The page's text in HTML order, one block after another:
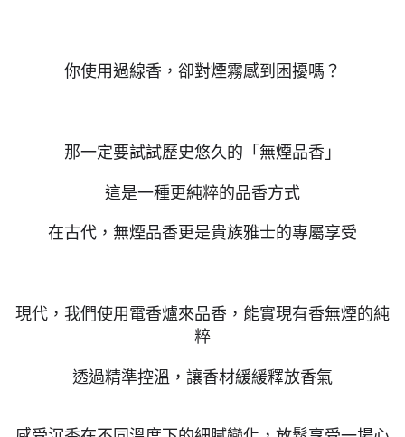
你使用過線香，卻對煙霧感到困擾嗎？
那一定要試試歷史悠久的「無煙品香」
這是一種更純粹的品香方式
在古代，無煙品香更是貴族雅士的專屬享受
現代，我們使用電香爐來品香，能實現有香無煙的純
粹
透過精準控溫，讓香材緩緩釋放香氣